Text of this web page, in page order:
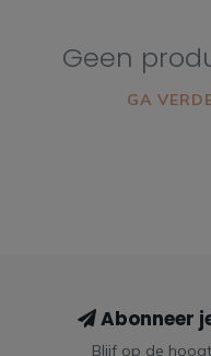
Geen
GA
Abonneer
Blijf op de